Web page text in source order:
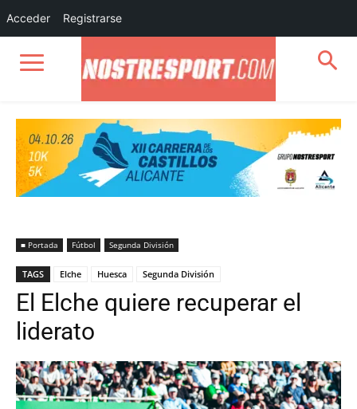
■ Portada Fútbol Segunda División
TAGS Elche Huesca Segunda División
El Elche quiere recuperar el
liderato
Acceder Registrarse